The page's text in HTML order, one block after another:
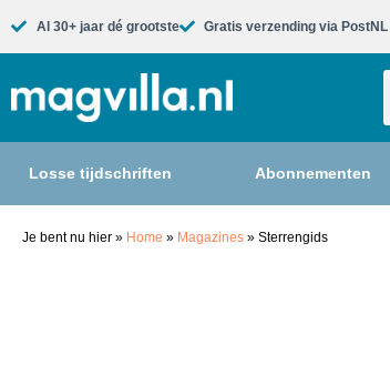
Al 30+ jaar dé grootste​ Gratis verzending via PostNL
Losse tijdschriften Abonnementen
Je bent nu hier » Home » Magazines » Sterrengids